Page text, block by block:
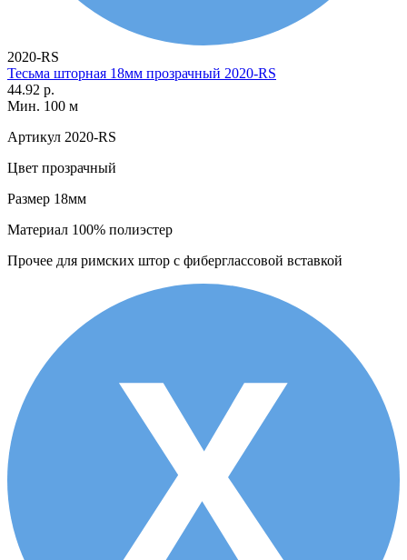
2020-RS
Тесьма шторная 18мм прозрачный 2020-RS
44.92 р.
Мин. 100 м
Артикул 2020-RS
Цвет прозрачный
Размер 18мм
Материал 100% полиэстер
Прочее для римских штор с фиберглассовой вставкой